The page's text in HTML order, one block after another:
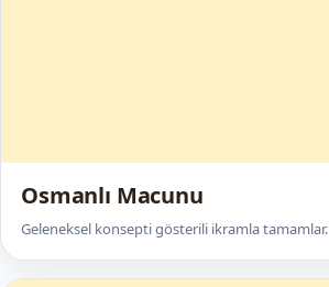
Osmanlı Macunu
Geleneksel konsepti gösterili ikramla tamamlar.